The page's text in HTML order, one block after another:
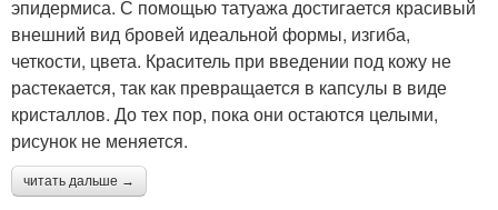
эпидермиса. С помощью татуажа достигается красивый
внешний вид бровей идеальной формы, изгиба,
четкости, цвета. Краситель при введении под кожу не
растекается, так как превращается в капсулы в виде
кристаллов. До тех пор, пока они остаются целыми,
рисунок не меняется.
читать дальше →